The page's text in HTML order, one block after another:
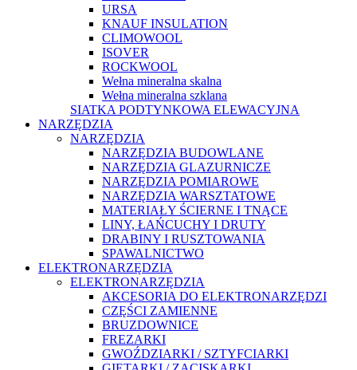
URSA
KNAUF INSULATION
CLIMOWOOL
ISOVER
ROCKWOOL
Wełna mineralna skalna
Wełna mineralna szklana
SIATKA PODTYNKOWA ELEWACYJNA
NARZĘDZIA
NARZĘDZIA
NARZĘDZIA BUDOWLANE
NARZĘDZIA GLAZURNICZE
NARZĘDZIA POMIAROWE
NARZĘDZIA WARSZTATOWE
MATERIAŁY ŚCIERNE I TNĄCE
LINY, ŁAŃCUCHY I DRUTY
DRABINY I RUSZTOWANIA
SPAWALNICTWO
ELEKTRONARZĘDZIA
ELEKTRONARZĘDZIA
AKCESORIA DO ELEKTRONARZĘDZI
CZĘŚCI ZAMIENNE
BRUZDOWNICE
FREZARKI
GWOŹDZIARKI / SZTYFCIARKI